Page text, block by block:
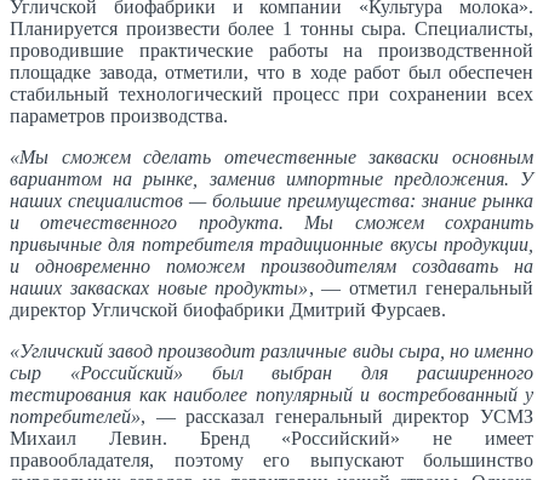
Угличской биофабрики и компании «Культура молока».
Планируется произвести более 1 тонны сыра. Специалисты,
проводившие практические работы на производственной
площадке завода, отметили, что в ходе работ был обеспечен
стабильный технологический процесс при сохранении всех
параметров производства.
«Мы сможем сделать отечественные закваски основным
вариантом на рынке, заменив импортные предложения. У
наших специалистов — большие преимущества: знание рынка
и отечественного продукта. Мы сможем сохранить
привычные для потребителя традиционные вкусы продукции,
и одновременно поможем производителям создавать на
наших заквасках новые продукты», — отметил генеральный
директор Угличской биофабрики Дмитрий Фурсаев.
«Угличский завод производит различные виды сыра, но именно
сыр «Российский» был выбран для расширенного
тестирования как наиболее популярный и востребованный у
потребителей», — рассказал генеральный директор УСМЗ
Михаил Левин. Бренд «Российский» не имеет
правообладателя, поэтому его выпускают большинство